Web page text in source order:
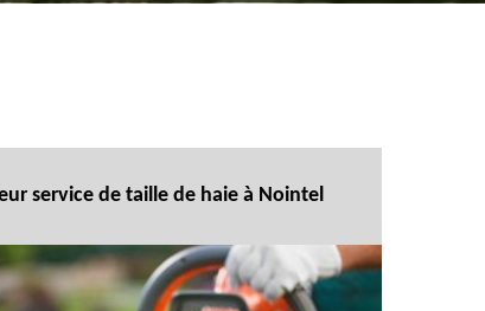
service de taille de haie à Nointel